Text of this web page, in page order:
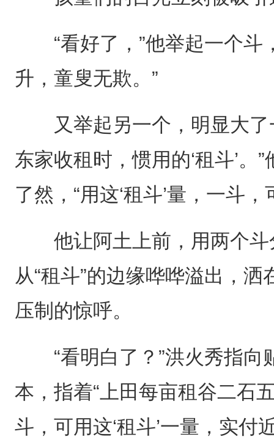
“看好了，”他举起一个斗
升，童叟无欺。”
又举起另一个，明显大了
东家收租时，惯用的‘租斗’。
了然，“用这‘租斗’量，一斗
他让阿土上前，用两个斗
从“租斗”的边缘哗哗溢出，
压制的惊呼。
“看明白了？”洪火秀指向
本，指着“上田每亩租谷二石
斗，可用这‘租斗’一量，实